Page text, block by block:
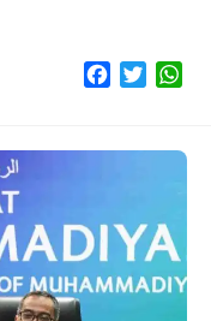
Facebook
Twitter